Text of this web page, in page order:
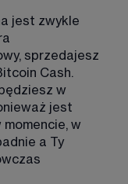
jest zwykle
sprzedajesz
Cash.
w
jest
w
a Ty